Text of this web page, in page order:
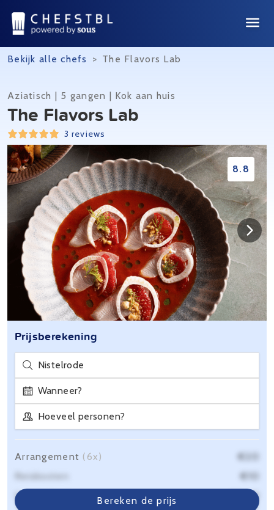
Bekijk alle chefs > The Flavors Lab
Aziatisch | 5 gangen | Kok aan huis
The Flavors Lab
3 reviews
8.8
Prijsberekening
Nistelrode
Wanneer?
Hoeveel personen?
Bereken de prijs
Arrangement (6x)
€20
Reiskosten
€10
Servicekosten
€6,40